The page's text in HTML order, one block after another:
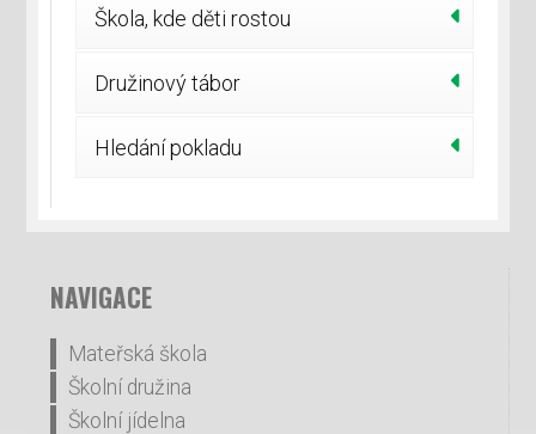
Škola, kde děti rostou
Družinový tábor
Hledání pokladu
NAVIGACE
Mateřská škola
Školní družina
Školní jídelna